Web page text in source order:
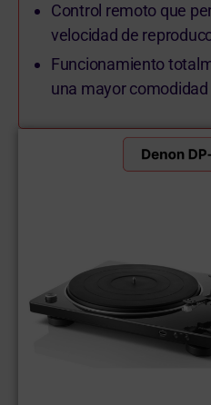
Control remoto que
velocidad de
Funcionamiento
una mayor